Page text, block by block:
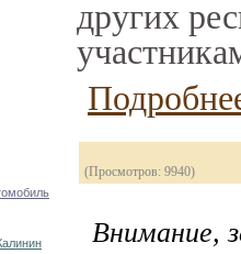
других
(Просмотров: 9940)
Внимание,